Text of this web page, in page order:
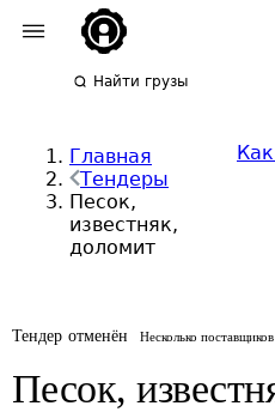
Найти грузы
Главная
Тендеры
Песок,
известняк,
доломит
Тендер отменён Несколько поставщиков
Песок,